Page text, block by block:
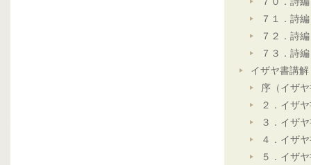
７１．詩
７２．詩
７３．詩
イザヤ書講解
序（イザ
２．イザ
３．イザ
４．イザ
５．イザ